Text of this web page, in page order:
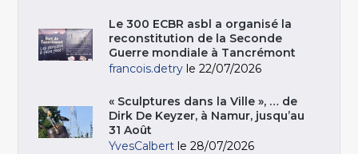
Le 300 ECBR asbl a organisé la
reconstitution de la Seconde
Guerre mondiale à Tancrémont
francois.detry le 22/07/2026
« Sculptures dans la Ville », … de
Dirk De Keyzer, à Namur, jusqu’au
31 Août
YvesCalbert le 28/07/2026